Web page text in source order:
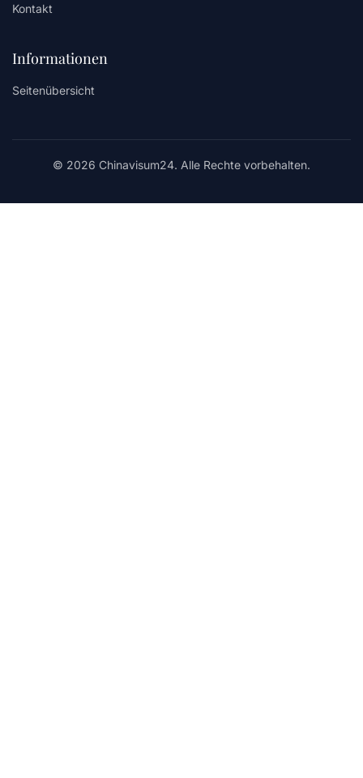
Kontakt
Informationen
Seitenübersicht
© 2026 Chinavisum24. Alle Rechte vorbehalten.